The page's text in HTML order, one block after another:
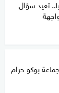
تعيد سؤال
لجماعة بوكو حرام